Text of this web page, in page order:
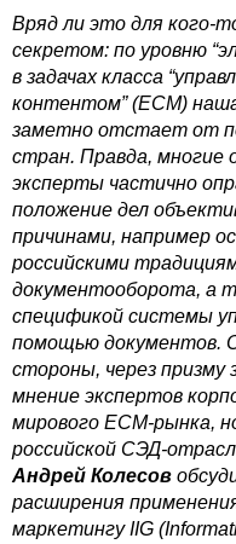
Вряд ли это для кого-
секретом: по уровню
в задачах класса
контентом” (ECM)
заметно отстает от
стран. Правда, многие
эксперты частично
положение дел
причинами, например
российскими
документооборота, а
спецификой системы
помощью документов.
стороны, через
мнение экспертов
мирового ECM-рынка,
российской СЭД-
Андрей Колесов
расширения
маркетингу IIG